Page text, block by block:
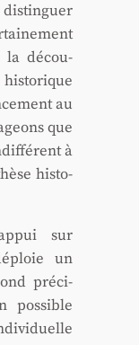
dis­tin­guer
la décou­
au
que
à
his­to­
sur
un
pré­ci­
pos­sible